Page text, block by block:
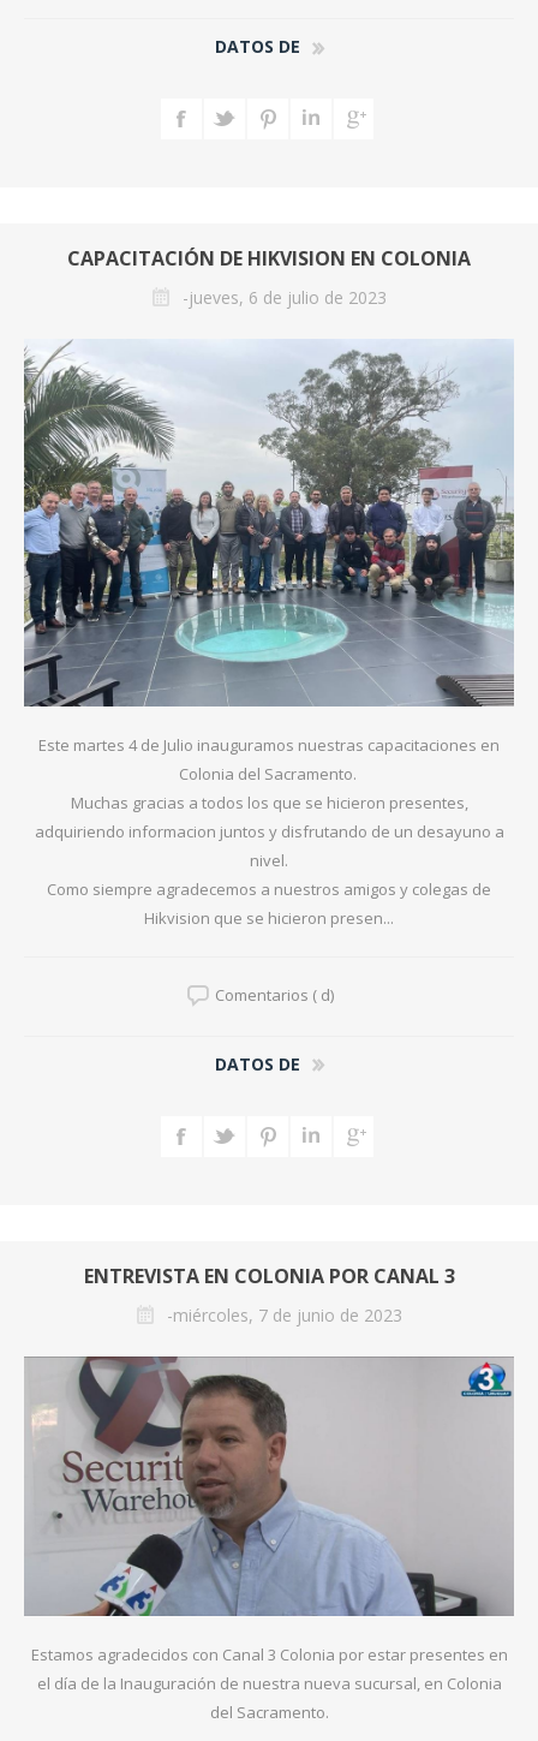
DATOS DE
CAPACITACIÓN DE HIKVISION EN COLONIA
-jueves, 6 de julio de 2023
Este martes 4 de Julio inauguramos nuestras capacitaciones en
Colonia del Sacramento.
Muchas gracias a todos los que se hicieron presentes,
adquiriendo informacion juntos y disfrutando de un desayuno a
nivel.
Como siempre agradecemos a nuestros amigos y colegas de
Hikvision que se hicieron presen...
Comentarios ( d)
DATOS DE
ENTREVISTA EN COLONIA POR CANAL 3
-miércoles, 7 de junio de 2023
Estamos agradecidos con Canal 3 Colonia por estar presentes en
el día de la Inauguración de nuestra nueva sucursal, en Colonia
del Sacramento.